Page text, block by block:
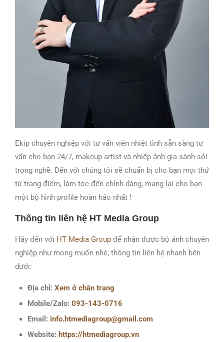
Ekip chuyên nghiệp với tư vấn viên nhiệt tình sẵn sàng tư
vấn cho bạn 24/7, makeup artist và nhiếp ảnh gia sành sỏi
trong nghề. Đến với chúng tôi sẽ chuẩn bị cho bạn mọi thứ
từ trang điểm, làm tóc đến chỉnh dáng, mang lại cho bạn
một bộ hình profile hoàn hảo nhất !
Thông tin liên hệ HT Media Group
Hãy đến với HT Media Group để nhận được bộ ảnh chuyên
nghiệp như mong muốn nhé, thông tin liên hệ nhanh bên
dưới:
Địa chỉ: Xem ở chân trang
Mobile/Zalo: 093-143-0716
Email: info.htmediagroup@gmail.com
Website: https://htmediagroup.vn